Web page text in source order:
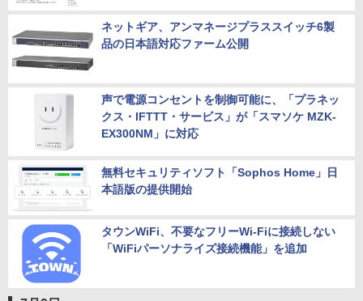
ネットギア、アンマネージプラススイッチ6製
品の日本語対応ファーム公開
声で電源コンセントを制御可能に、「プラネッ
クス・IFTTT・サービス」が「スマソケ MZK-
EX300NM」に対応
無料セキュリティソフト「Sophos Home」日
本語版の提供開始
タウンWiFi、不要なフリーWi-Fiに接続しない
「WiFiパーソナライズ接続機能」を追加